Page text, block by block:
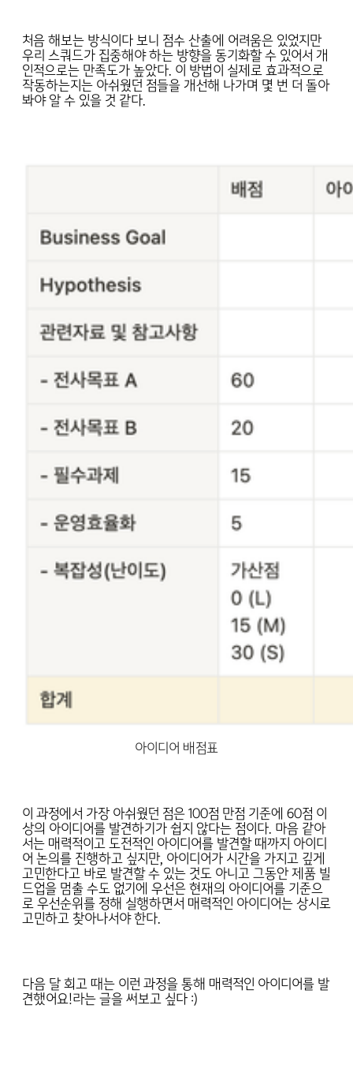
처음 해보는 방식이다 보니 점수 산출에 어려움은 있었지만
우리 스쿼드가 집중해야 하는 방향을 동기화할 수 있어서 개
인적으로는 만족도가 높았다. 이 방법이 실제로 효과적으로
작동하는지는 아쉬웠던 점들을 개선해 나가며 몇 번 더 돌아
봐야 알 수 있을 것 같다.
아이디어 배점표
이 과정에서 가장 아쉬웠던 점은 100점 만점 기준에 60점 이
상의 아이디어를 발견하기가 쉽지 않다는 점이다. 마음 같아
서는 매력적이고 도전적인 아이디어를 발견할 때까지 아이디
어 논의를 진행하고 싶지만, 아이디어가 시간을 가지고 깊게
고민한다고 바로 발견할 수 있는 것도 아니고 그동안 제품 빌
드업을 멈출 수도 없기에 우선은 현재의 아이디어를 기준으
로 우선순위를 정해 실행하면서 매력적인 아이디어는 상시로
고민하고 찾아나서야 한다.
다음 달 회고 때는 이런 과정을 통해 매력적인 아이디어를 발
견했어요!라는 글을 써보고 싶다 :)